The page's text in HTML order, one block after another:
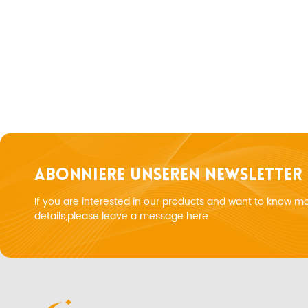
ABONNIERE UNSEREN NEWSLETTER
If you are interested in our products and want to know
details,please leave a message here